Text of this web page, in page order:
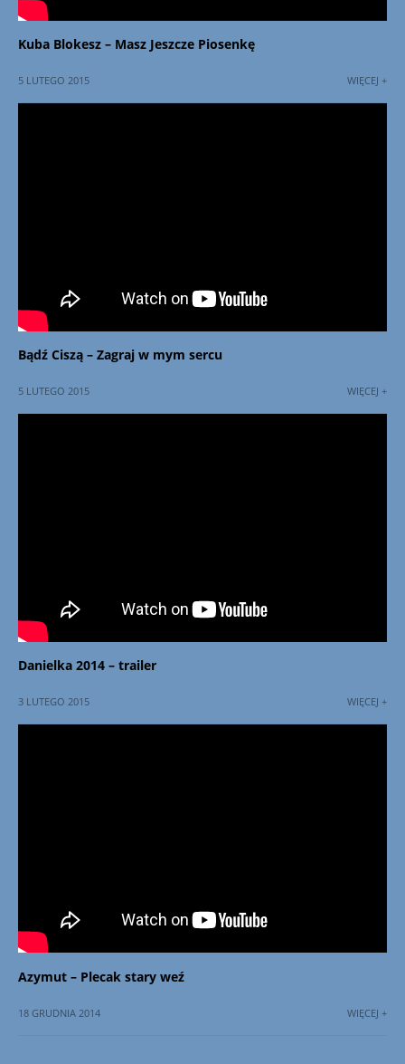
Kuba Blokesz – Masz Jeszcze Piosenkę
5 LUTEGO 2015 WIĘCEJ +
Bądź Ciszą – Zagraj w mym sercu
5 LUTEGO 2015 WIĘCEJ +
Danielka 2014 – trailer
3 LUTEGO 2015 WIĘCEJ +
Azymut – Plecak stary weź
18 GRUDNIA 2014 WIĘCEJ +